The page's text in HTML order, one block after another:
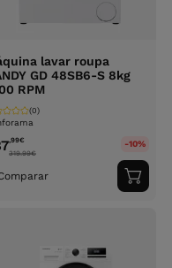
lavar roupa
GD 48SB6-S 8kg
RPM
(0)
,99€
319.99€
-10%
ao